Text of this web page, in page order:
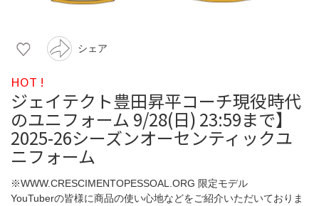
シェア
HOT !
ジェイテクト豊田昇平コーチ現役時代
のユニフォーム 9/28(日) 23:59まで】
2025-26シーズンオーセンティックユ
ニフォーム
※WWW.CRESCIMENTOPESSOAL.ORG 限定モデル
YouTuberの皆様に商品の使い心地などをご紹介いただいておりま